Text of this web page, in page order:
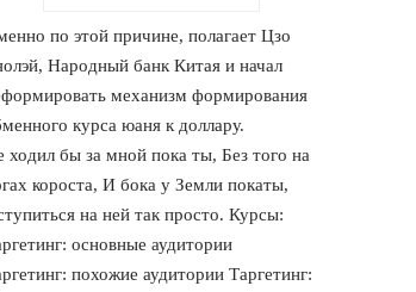
по этой причине, полагает Цзо
Народный банк Китая и начал
механизм формирования
курса юаня к доллару.
ходил бы за мной пока ты, Без того на
короста, И бока у Земли покаты,
на ней так просто. Курсы:
основные аудитории
похожие аудитории Таргетинг: